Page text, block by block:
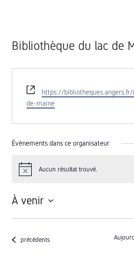
Bibliothèque du lac de
Site
web
https://
de-maine
Évènements dans ce organisateur
Notice Aucun résultat trouvé.
À venir
date.Évènements
précédents